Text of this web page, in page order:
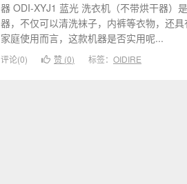
器 ODI-XYJ1 蓝光 洗衣机（不带烘干器）
器，不仅可以清洗袜子，内裤等衣物，还
家庭使用而言，这款机器是否实用呢...
评论(0) 赞 (0) 标签： OIDIRE